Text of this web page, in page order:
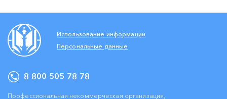
Использование информации
Персональные данные
8 800 505 78 78
Профессиональная некоммерческая организация,